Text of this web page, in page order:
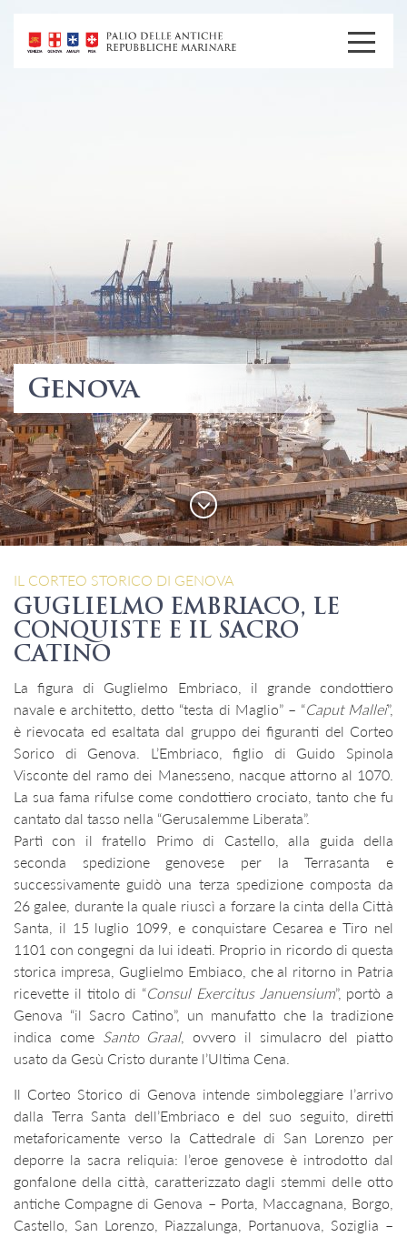
Genova
IL CORTEO STORICO DI GENOVA
GUGLIELMO EMBRIACO, LE
CONQUISTE E IL SACRO
CATINO
La figura di Guglielmo Embriaco, il grande condottiero
navale e architetto, detto “testa di Maglio” – “Caput Mallei”,
è rievocata ed esaltata dal gruppo dei figuranti del Corteo
Sorico di Genova. L’Embriaco, figlio di Guido Spinola
Visconte del ramo dei Manesseno, nacque attorno al 1070.
La sua fama rifulse come condottiero crociato, tanto che fu
cantato dal tasso nella “Gerusalemme Liberata”.
Partì con il fratello Primo di Castello, alla guida della
seconda spedizione genovese per la Terrasanta e
successivamente guidò una terza spedizione composta da
26 galee, durante la quale riuscì a forzare la cinta della Città
Santa, il 15 luglio 1099, e conquistare Cesarea e Tiro nel
1101 con congegni da lui ideati. Proprio in ricordo di questa
storica impresa, Guglielmo Embiaco, che al ritorno in Patria
ricevette il titolo di “Consul Exercitus Januensium”, portò a
Genova “il Sacro Catino”, un manufatto che la tradizione
indica come Santo Graal, ovvero il simulacro del piatto
usato da Gesù Cristo durante l’Ultima Cena.
Il Corteo Storico di Genova intende simboleggiare l’arrivo
dalla Terra Santa dell’Embriaco e del suo seguito, diretti
metaforicamente verso la Cattedrale di San Lorenzo per
deporre la sacra reliquia: l’eroe genovese è introdotto dal
gonfalone della città, caratterizzato dagli stemmi delle otto
antiche Compagne di Genova – Porta, Maccagnana, Borgo,
Castello, San Lorenzo, Piazzalunga, Portanuova, Soziglia –